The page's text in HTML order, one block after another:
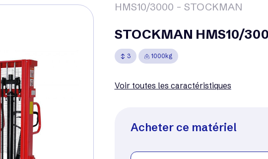
HMS10/3000 - STOCKMAN
STOCKMAN HMS10/
3 1000kg
Voir toutes les caractéristiques
Acheter ce matériel